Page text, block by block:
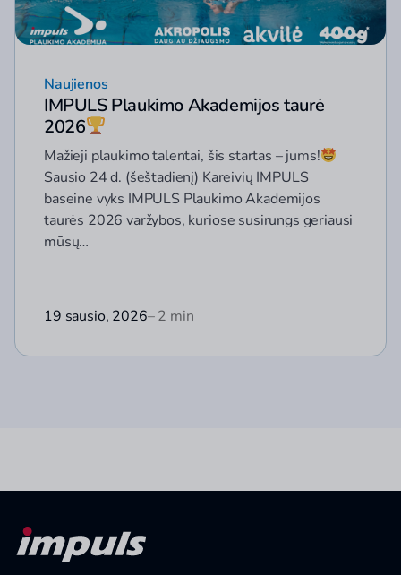
Naujienos
IMPULS Plaukimo Akademijos taurė
2026
Mažieji plaukimo talentai, šis startas – jums!
Sausio 24 d. (šeštadienį) Kareivių IMPULS
baseine vyks IMPULS Plaukimo Akademijos
taurės 2026 varžybos, kuriose susirungs geriausi
mūsų…
19 sausio, 2026– 2 min